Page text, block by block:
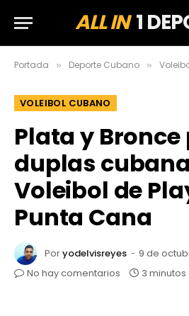
ALL IN1
Portada » Deporte Cubano »
VOLEIBOL CUBANO
Plata y
duplas
Voleibol de
Punta Cana
Poryodelvisreyes
9 de
No hay comentarios
3